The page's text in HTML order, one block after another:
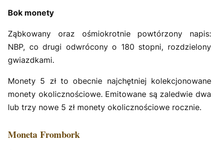
Bok monety
Ząbkowany oraz ośmiokrotnie powtórzony napis:
NBP, co drugi odwrócony o 180 stopni, rozdzielony
gwiazdkami.
Monety 5 zł to obecnie najchętniej kolekcjonowane
monety okolicznościowe. Emitowane są zaledwie dwa
lub trzy nowe 5 zł monety okolicznościowe rocznie.
Moneta Frombork